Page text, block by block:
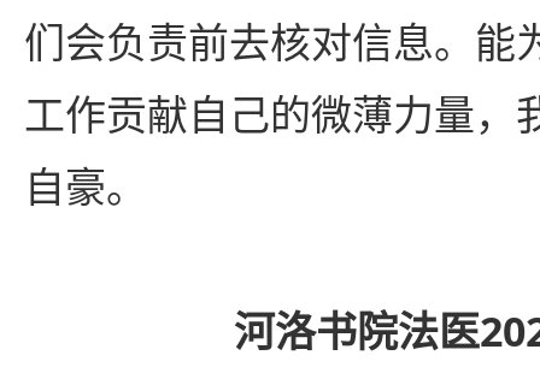
们会负责前去核对信息。能
工作贡献自己的微薄力量，
自豪。
河洛书院法医